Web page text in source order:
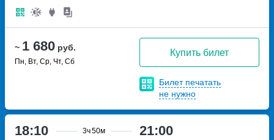
~ 1 680 руб.
Пн, Вт, Ср, Чт, Сб
Купить билет
Билет печатать
не нужно
18:10 3ч50м 21:00